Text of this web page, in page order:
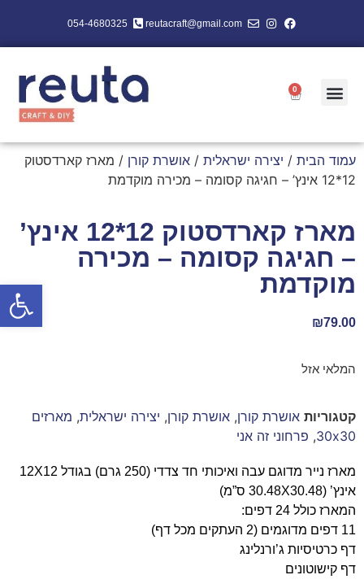
פתח
reutacraft@gmail.com
054-4680325
0
עמוד הבית / יצירה ישראלית / אושרת קורן / מארז קארדסטוק
12*12 אינץ’ – חגיגה קסומה – מכירה מוקדמת
מארז קארדסטוק 12*12 אינץ’
– חגיגה קסומה – מכירה
מוקדמת
₪79.00
המלאי אזל
קטגוריות אושרת קורן, אושרת קורן, יצירה ישראלית, מארזים
30x30
, פרחוני זה אני
מארז נייר מדוגם עבה ואיכותי חד צדדי (250 גרם) בגודל 12X12
אינץ’ (30.48X30.48 ס”מ)
המארז כולל 24 דפים:
11 דפים מדוגמים (2 העתקים מכל דף)
דף כרטיסיות ג’ורנלינג
דף קישוטונים